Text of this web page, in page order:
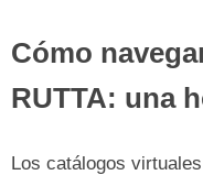
Cómo
RUTTA: una
Los catálogos